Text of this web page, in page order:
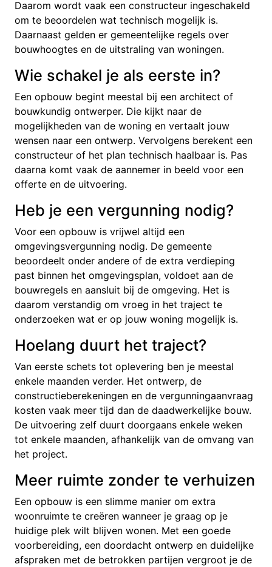
Daarom wordt vaak een constructeur ingeschakeld
om te beoordelen wat technisch mogelijk is.
Daarnaast gelden er gemeentelijke regels over
bouwhoogtes en de uitstraling van woningen.
Wie schakel je als eerste in?
Een opbouw begint meestal bij een architect of
bouwkundig ontwerper. Die kijkt naar de
mogelijkheden van de woning en vertaalt jouw
wensen naar een ontwerp. Vervolgens berekent een
constructeur of het plan technisch haalbaar is. Pas
daarna komt vaak de aannemer in beeld voor een
offerte en de uitvoering.
Heb je een vergunning nodig?
Voor een opbouw is vrijwel altijd een
omgevingsvergunning nodig. De gemeente
beoordeelt onder andere of de extra verdieping
past binnen het omgevingsplan, voldoet aan de
bouwregels en aansluit bij de omgeving. Het is
daarom verstandig om vroeg in het traject te
onderzoeken wat er op jouw woning mogelijk is.
Hoelang duurt het traject?
Van eerste schets tot oplevering ben je meestal
enkele maanden verder. Het ontwerp, de
constructieberekeningen en de vergunningaanvraag
kosten vaak meer tijd dan de daadwerkelijke bouw.
De uitvoering zelf duurt doorgaans enkele weken
tot enkele maanden, afhankelijk van de omvang van
het project.
Meer ruimte zonder te verhuizen
Een opbouw is een slimme manier om extra
woonruimte te creëren wanneer je graag op je
huidige plek wilt blijven wonen. Met een goede
voorbereiding, een doordacht ontwerp en duidelijke
afspraken met de betrokken partijen vergroot je de